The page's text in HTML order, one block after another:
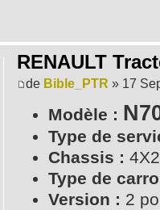
RENAULT
de Bible_PTR » 17
Modèle :
Type de
Chassis :
Type de
Version : 2